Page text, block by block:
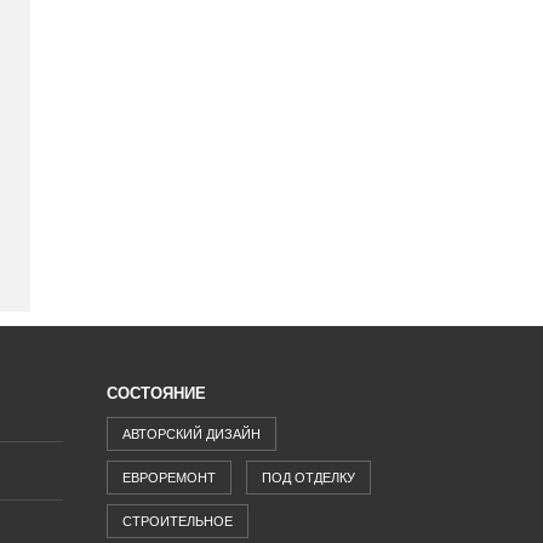
СОСТОЯНИЕ
АВТОРСКИЙ ДИЗАЙН
ЕВРОРЕМОНТ ПОД ОТДЕЛКУ
СТРОИТЕЛЬНОЕ